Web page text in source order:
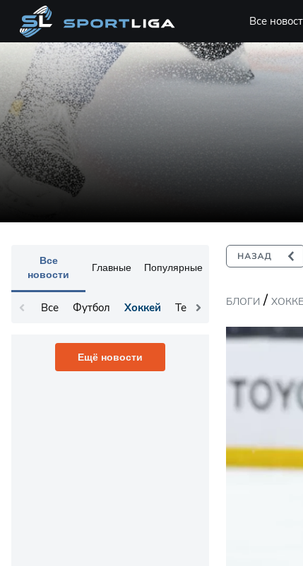
Все
Все
новости
Главные Популярные
Все Футбол Хоккей Теннис Остальное
Ещё новости
БЛОГИ /